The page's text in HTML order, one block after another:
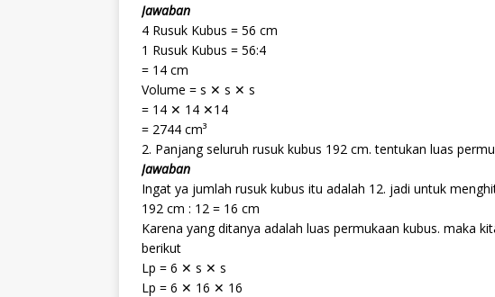
Jawaban
4 Rusuk Kubus = 56 cm
1 Rusuk Kubus = 56:4
= 14 cm
Volume = s ✕ s ✕ s
= 14 ✕ 14 ✕14
= 2744 cm³
2. Panjang seluruh rusuk kubus 192 cm. tentukan luas
Jawaban
Ingat ya jumlah rusuk kubus itu adalah 12. jadi untuk
192 cm : 12 = 16 cm
Karena yang ditanya adalah luas permukaan kubus. maka
berikut
Lp = 6 ✕ s ✕ s
Lp = 6 ✕ 16 ✕ 16